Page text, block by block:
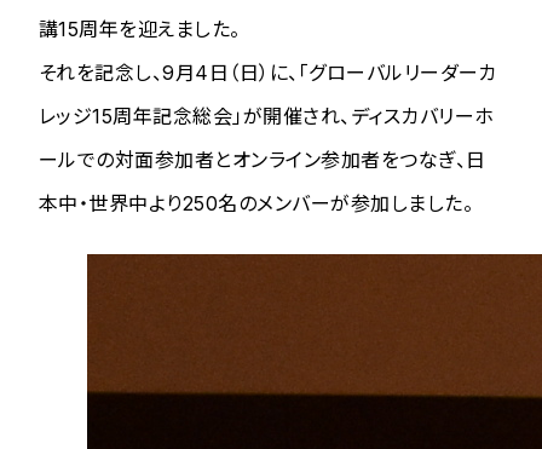
講15周年を迎えました。
それを記念し、9月4日（日）に、「グローバルリーダーカ
レッジ15周年記念総会」が開催され、ディスカバリーホ
ールでの対面参加者とオンライン参加者をつなぎ、日
本中・世界中より250名のメンバーが参加しました。